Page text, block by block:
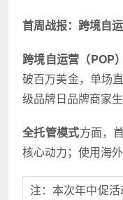
首周战报：跨境自
跨境自运营（POP
破百万美金，单场
级品牌日品牌商家
全托管模式方面，
核心动力；使用海
注：本次年中促